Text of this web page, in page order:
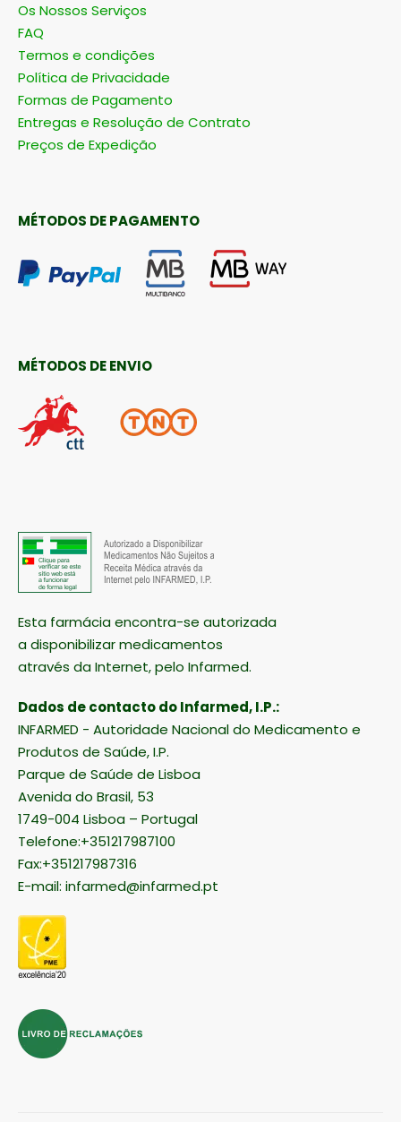
Os Nossos Serviços
FAQ
Termos e condições
Política de Privacidade
Formas de Pagamento
Entregas e Resolução de Contrato
Preços de Expedição
MÉTODOS DE PAGAMENTO
MÉTODOS DE ENVIO
Esta farmácia encontra-se autorizada
a disponibilizar medicamentos
através da Internet, pelo Infarmed.
Dados de contacto do Infarmed, I.P.:
INFARMED - Autoridade Nacional do Medicamento e
Produtos de Saúde, I.P.
Parque de Saúde de Lisboa
Avenida do Brasil, 53
1749-004 Lisboa – Portugal
Telefone:+351217987100
Fax:+351217987316
E-mail: infarmed@infarmed.pt